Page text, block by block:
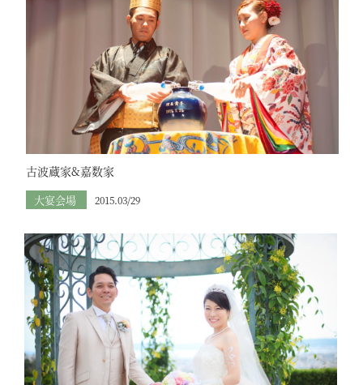
古波蔵家&嘉数家
大宴会場 2015.03/29